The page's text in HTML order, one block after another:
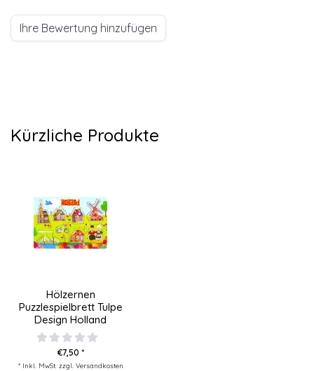
Ihre Bewertung hinzufügen
Kürzliche Produkte
Hölzernen
Puzzlespielbrett Tulpe
Design Holland
€7,50 *
* Inkl. MwSt. zzgl. Versandkosten